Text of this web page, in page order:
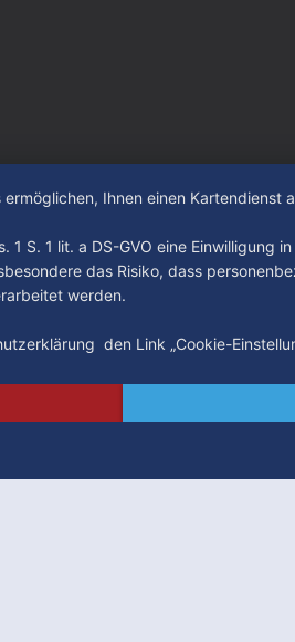
Ihnen einen Kartendienst
S. 1 lit. a DS-GVO eine Einwilligung
das Risiko, dass
werden.
den Link „Cookie-